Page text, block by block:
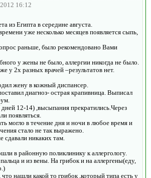
16:12
из Египта в середине августа.
уже несколько месяцев появляется сыпь,
раньше, было рекомендовано Вами
у жены не было, аллергии никогда не было.
у 2х разных врачей –результатов нет.
жену в кожный диспансер.
диагноз- острая крапивница. Выписал
12-14) ,высыпания прекратились.Через
появляться.
могло в течение дня и ночи в любое время и
стало не так выражено.
сдавали никаких там.
в районную поликлинику к аллергологу.
и из вены. На грибок и на аллергены(еду,
что нашли какой то грибок ,который типа есть у